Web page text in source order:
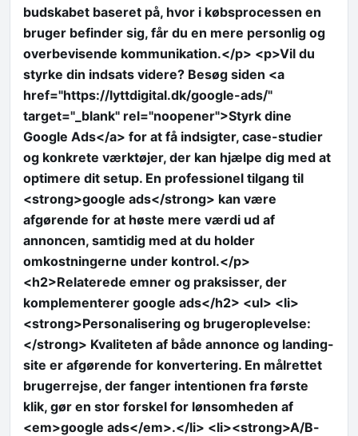
budskabet baseret på, hvor i købsprocessen en
bruger befinder sig, får du en mere personlig og
overbevisende kommunikation.</p> <p>Vil du
styrke din indsats videre? Besøg siden <a
href="https://lyttdigital.dk/google-ads/"
target="_blank" rel="noopener">Styrk dine
Google Ads</a> for at få indsigter, case-studier
og konkrete værktøjer, der kan hjælpe dig med at
optimere dit setup. En professionel tilgang til
<strong>google ads</strong> kan være
afgørende for at høste mere værdi ud af
annoncen, samtidig med at du holder
omkostningerne under kontrol.</p>
<h2>Relaterede emner og praksisser, der
komplementerer google ads</h2> <ul> <li>
<strong>Personalisering og brugeroplevelse:
</strong> Kvaliteten af både annonce og landing-
site er afgørende for konvertering. En målrettet
brugerrejse, der fanger intentionen fra første
klik, gør en stor forskel for lønsomheden af
<em>google ads</em>.</li> <li><strong>A/B-